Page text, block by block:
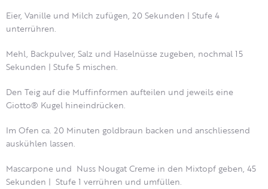
Eier, Vanille und Milch zufügen, 20 Sekunden | Stufe 4
unterrühren.
Mehl, Backpulver, Salz und Haselnüsse zugeben, nochmal 15
Sekunden | Stufe 5 mischen.
Den Teig auf die Muffinformen aufteilen und jeweils eine
Giotto® Kugel hineindrücken.
Im Ofen ca. 20 Minuten goldbraun backen und anschliessend
auskühlen lassen.
Mascarpone und Nuss Nougat Creme in den Mixtopf geben, 45
Sekunden | Stufe 1 verrühren und umfüllen.